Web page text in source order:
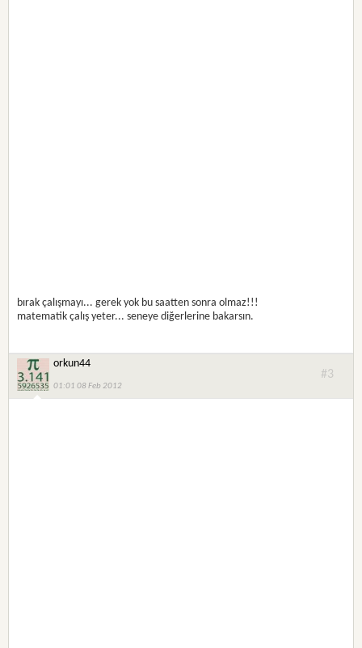
bırak çalışmayı... gerek yok bu saatten sonra olmaz!!!
matematik çalış yeter... seneye diğerlerine bakarsın.
orkun44
01:01 08 Feb 2012
#3